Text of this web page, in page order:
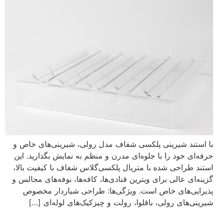
با استند شیرینی پلکسی شفاف مدل رولی، شیرینی‌های خاص و
حرفه‌ای خود را با جلوه‌ای مدرن و منظم به نمایش بگذارید. این
استند طراحی شده با متریال پلکسی‌گلاس شفاف با کیفیت بالا،
گزینه‌ای عالی برای ویترین قنادی‌ها، کافه‌ها، بوفه‌های مجالس و
پذیرایی‌های خاص است. ویژگی‌ها: طراحی شیار‌دار مخصوص
شیرینی‌های رولی، باقلوا، رولت و چیزکیک‌های لوله‌ای […]